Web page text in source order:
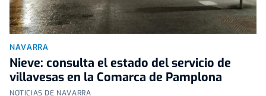
NAVARRA
Nieve: consulta el estado del servicio de
villavesas en la Comarca de Pamplona
NOTICIAS DE NAVARRA